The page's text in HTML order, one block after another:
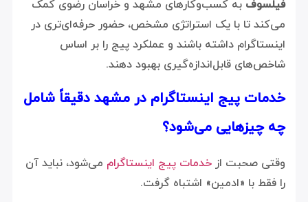
فیلسوف به کسب‌وکارهای مشهد و خراسان رضوی کمک
می‌کند تا با یک استراتژی مشخص، حضور حرفه‌ای‌تری در
اینستاگرام داشته باشند و عملکرد پیج را بر اساس
شاخص‌های قابل‌اندازه‌گیری بهبود دهند.
خدمات پیج اینستاگرام در مشهد دقیقاً شامل
چه چیزهایی می‌شود؟
وقتی صحبت ازخدمات پیج اینستاگرام می‌شود، نباید آن
را فقط با «ادمین» اشتباه گرفت.